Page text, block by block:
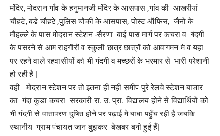
मंदिर, मोदरान गाँव के हनुमानजी मंदिर के आसपास ,गांव की आखरीयां
चौहटे, बडे चौहटे ,पुलिस चौकी के आसपास, पोस्ट ऑफिस, जैनो के
मौहल्ले के पास मोदरान स्टेशन -सैरणा बाई पास मार्ग पर कचरा व गंदगी
के पसरने से आम राहगीरों व स्कुली छात्र छात्रों को आवागमन मे व यहा
पर रहने वाले रहवासीयों को भी गंदगी व मच्छरों के भरमार से भारी परेशानी
हो रही है |
वही मोदरान स्टेशन पर तो इतना ही नही समीप पुरे रेलवे स्टेशन बाजार
का गंदा कुडा कचरा सरकारी रा. उ. प्रा. विद्यालय होने से विद्यार्थियों को
भी गंदगी से वातावरण दुषित होने पर पढ़ाई मे बाधा पहुँच रही है जबकि
स्थानीय ग्राम पंचायत जान बुझकर बेखबर बनी हुई हैं|